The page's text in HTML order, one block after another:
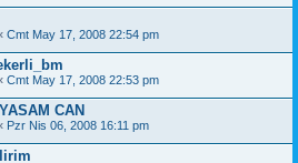
Cmt May 17, 2008 22:54 pm
Cmt May 17, 2008 22:53 pm
CAN
Pzr Nis 06, 2008 16:11 pm